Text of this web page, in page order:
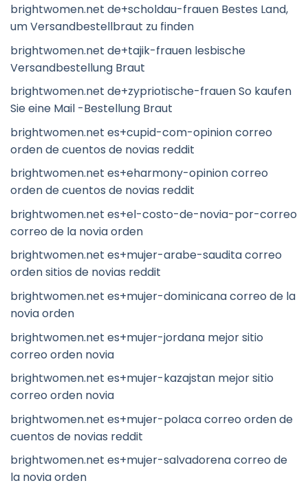
brightwomen.net de+scholdau-frauen Bestes Land,
um Versandbestellbraut zu finden
brightwomen.net de+tajik-frauen lesbische
Versandbestellung Braut
brightwomen.net de+zypriotische-frauen So kaufen
Sie eine Mail -Bestellung Braut
brightwomen.net es+cupid-com-opinion correo
orden de cuentos de novias reddit
brightwomen.net es+eharmony-opinion correo
orden de cuentos de novias reddit
brightwomen.net es+el-costo-de-novia-por-correo
correo de la novia orden
brightwomen.net es+mujer-arabe-saudita correo
orden sitios de novias reddit
brightwomen.net es+mujer-dominicana correo de la
novia orden
brightwomen.net es+mujer-jordana mejor sitio
correo orden novia
brightwomen.net es+mujer-kazajstan mejor sitio
correo orden novia
brightwomen.net es+mujer-polaca correo orden de
cuentos de novias reddit
brightwomen.net es+mujer-salvadorena correo de
la novia orden